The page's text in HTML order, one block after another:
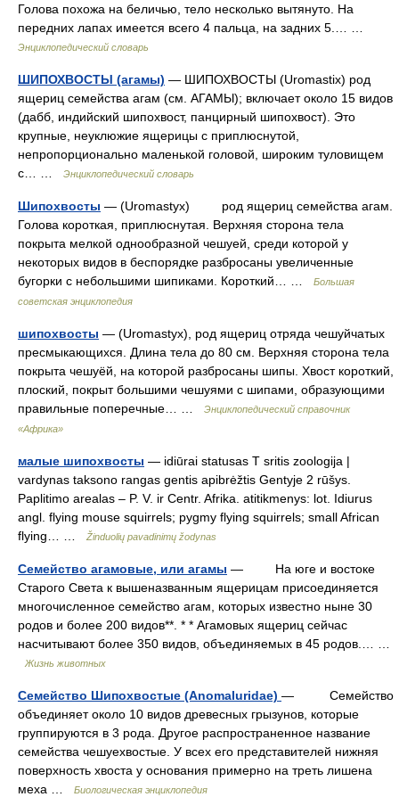
Голова похожа на беличью, тело несколько вытянуто. На
передних лапах имеется всего 4 пальца, на задних 5.… …
Энциклопедический словарь
ШИПОХВОСТЫ (агамы) — ШИПОХВОСТЫ (Uromastix) род
ящериц семейства агам (см. АГАМЫ); включает около 15 видов
(дабб, индийский шипохвост, панцирный шипохвост). Это
крупные, неуклюжие ящерицы с приплюснутой,
непропорционально маленькой головой, широким туловищем
с… …
Энциклопедический словарь
Шипохвосты — (Uromastyx) род ящериц семейства агам.
Голова короткая, приплюснутая. Верхняя сторона тела
покрыта мелкой однообразной чешуей, среди которой у
некоторых видов в беспорядке разбросаны увеличенные
бугорки с небольшими шипиками. Короткий… …
Большая
советская энциклопедия
шипохвосты — (Uromastyx), род ящериц отряда чешуйчатых
пресмыкающихся. Длина тела до 80 см. Верхняя сторона тела
покрыта чешуёй, на которой разбросаны шипы. Хвост короткий,
плоский, покрыт большими чешуями с шипами, образующими
правильные поперечные… …
Энциклопедический справочник
«Африка»
малые шипохвосты — idiūrai statusas T sritis zoologija |
vardynas taksono rangas gentis apibrėžtis Gentyje 2 rūšys.
Paplitimo arealas – P. V. ir Centr. Afrika. atitikmenys: lot. Idiurus
angl. flying mouse squirrels; pygmy flying squirrels; small African
flying… …
Žinduolių pavadinimų žodynas
Семейство агамовые, или агамы — На юге и востоке
Старого Света к вышеназванным ящерицам присоединяется
многочисленное семейство агам, которых известно ныне 30
родов и более 200 видов**. * * Агамовых ящериц сейчас
насчитывают более 350 видов, объединяемых в 45 родов.… …
Жизнь животных
Семейство Шипохвостые (Anomaluridae) — Семейство
объединяет около 10 видов древесных грызунов, которые
группируются в 3 рода. Другое распространенное название
семейства чешуехвостые. У всех его представителей нижняя
поверхность хвоста у основания примерно на треть лишена
меха …
Биологическая энциклопедия